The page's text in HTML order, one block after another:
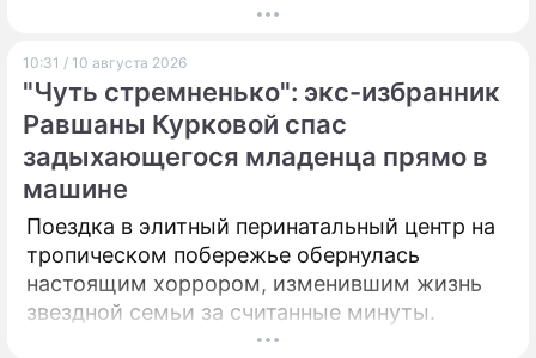
ПРЕСС-РЕЛИЗЫ
О ПРОЕКТЕ
10:31 / 10 августа 2026
"Чуть стремненько": экс-избранник
Равшаны Курковой спас
задыхающегося младенца прямо в
машине
Поездка в элитный перинатальный центр на
тропическом побережье обернулась
настоящим хоррором, изменившим жизнь
звездной семьи за считанные минуты.